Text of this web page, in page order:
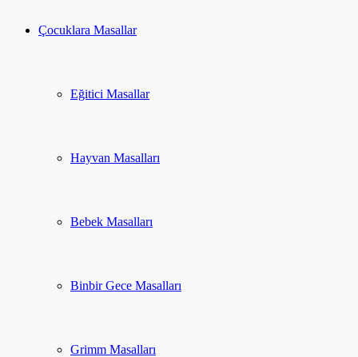
Çocuklara Masallar
Eğitici Masallar
Hayvan Masalları
Bebek Masalları
Binbir Gece Masalları
Grimm Masalları